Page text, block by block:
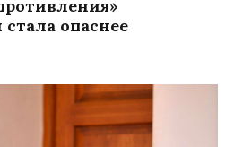
опаснее